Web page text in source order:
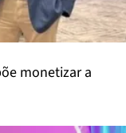
monetizar a